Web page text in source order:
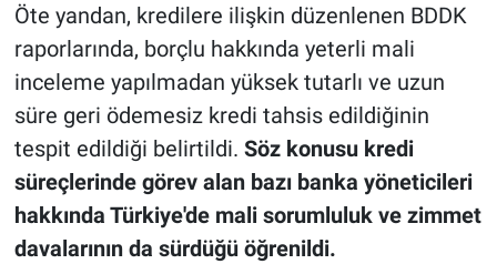
Öte yandan, kredilere ilişkin düzenlenen BDDK
raporlarında, borçlu hakkında yeterli mali
inceleme yapılmadan yüksek tutarlı ve uzun
süre geri ödemesiz kredi tahsis edildiğinin
tespit edildiği belirtildi. Söz konusu kredi
süreçlerinde görev alan bazı banka yöneticileri
hakkında Türkiye'de mali sorumluluk ve zimmet
davalarının da sürdüğü öğrenildi.